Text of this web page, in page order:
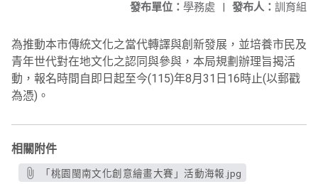
發布人： 訓育組
發布單位： 學務處 |
為推動本市傳統文化之當代轉譯與創新發展，並培養市民及
青年世代對在地文化之認同與參與，本局規劃辦理旨揭活
動，報名時間自即日起至今(115)年8月31日16時止(以郵戳
為憑)。
相關附件
「桃園閩南文化創意繪畫大賽」活動海報.jpg